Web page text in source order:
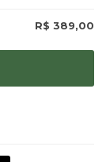
R$ 389,00